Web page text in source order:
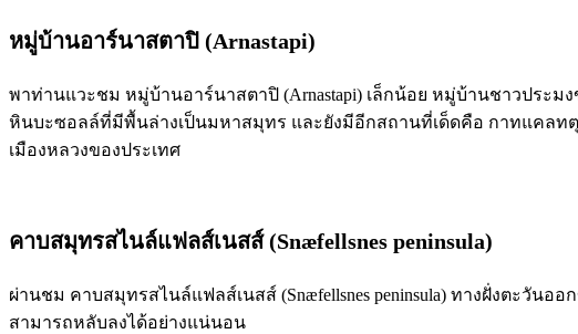
หมู่บ้านอาร์นาสตาปิ (Arnastapi)
พาท่านแวะชม หมู่บ้านอาร์นาสตาปิ (Arnastapi) เล็กน้อย หมู่บ้านชาวประ
หินบะซอลล์ที่มีพื้นล่างเป็นมหาสมุทร และยังมีอีกสถานที่เด็ดคือ กาทแคลท
เมืองหลวงของประเทศ
คาบสมุทรสไนล์แฟลส์เนสส์ (Snæfellsnes​ ​peninsula)
ผ่านชม คาบสมุทรสไนล์แฟลส์เนสส์ (Snæfellsnes​ ​peninsula) ทางฝั่งตะวั
สามารถหลับลงได้อย่างแน่นอน